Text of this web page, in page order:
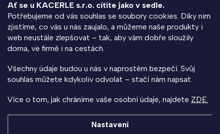
Ať se u KACERLE s.r.o. cítíte jako v sedle.
Potřebujeme od vás souhlas se soubory cookies. Díky nim
zjistíme, co vás u nás zaujalo, a můžeme naše produkty i
web neustále zlepšovat – tak, aby vám dobře sloužily
doma, ve firmě i na cestách.
Všechny údaje budou u nás v naprostém bezpečí. Svůj
souhlas můžete kdykoliv odvolat – stačí nám napsat.
Více o tom, jak chráníme vaše osobní údaje, najdete ZDE.
Nastavení
O SPOLEČNOSTI
KACERLE blog
Kolárna na klíč - informace pro bytové domy a SVJ
Kontakty